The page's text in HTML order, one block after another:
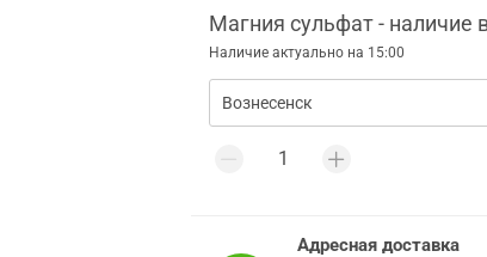
Магния сульфат - наличие
Наличие актуально на 15:00
Адресная доставка